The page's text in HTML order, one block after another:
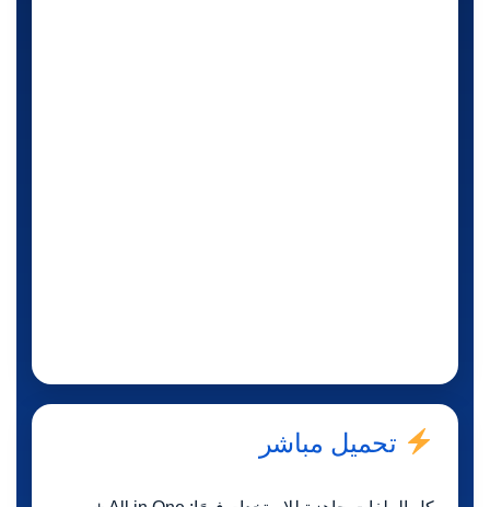
تحميل مباشر